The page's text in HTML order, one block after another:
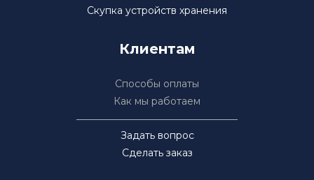
Скупка устройств хранения
Клиентам
Способы оплаты
Как мы работаем
Задать вопрос
Сделать заказ